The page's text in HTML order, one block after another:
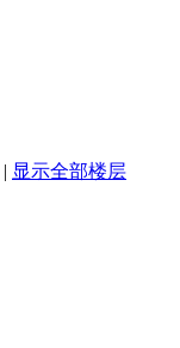
| 显示全部楼层